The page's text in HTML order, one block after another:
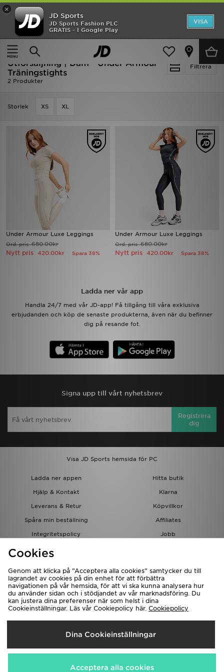
×
JD Sports
JD Sports Fashion PLC
GRATIS - I Google Play
VISA
Ny termin, ny stil Essentials för skolstarten
Hem
Dam Damkläder Träningstights
Filtrera
Utförsäljning | Dam - Under Armour
Träningstights
2 Produkter
Storlek XS XL
Under Armour Luxe Leggings
Ord. pris680.00kr
Nytt pris 420.00kr Spara 38%
Under Armour Luxe Leggings
Ord. pris680.00kr
Nytt pris 420.00kr Spara 38%
Ladda ner vår app
Handla 24/7 med vår JD-app! Få tillgång till våra exklusiva
erbjudanden och köp de senaste produkterna, även när du befinner
dig på resande fot.
Signa upp till vårt nyhetsbrev
Registrera
dig
Visa JD Sports hemsida för PC
Ladda ner appen
Hitta butik
Hjälp & Kontakt
Klarna
Leverans & Retur
Köpvillkor
Spåra min beställning
Affiliates
Integritetspolicy
Jobb
JD-bloggen
Levererar Till
Sverige
Vi accepterar följande betalningssätt
Hem
Rea
Nyheter
Herr
Dam
Varumärken
Bästsäljare
Ladda ner appen
Kundservice
Cookies
Genom att klicka på ”Acceptera alla cookies” samtycker du till
lagrandet av cookies på din enhet för att förbättra
navigationen på vår hemsida, för att vi ska kunna analysera hur
du använder sidan och i stödjandet av vår marknadsföring. Du
kan justera dina preferenser när som helst i dina
Cookieinställningar. Läs vår Cookiepolicy här. Cookiepolicy
Dina Cookieinställningar
Acceptera alla cookies